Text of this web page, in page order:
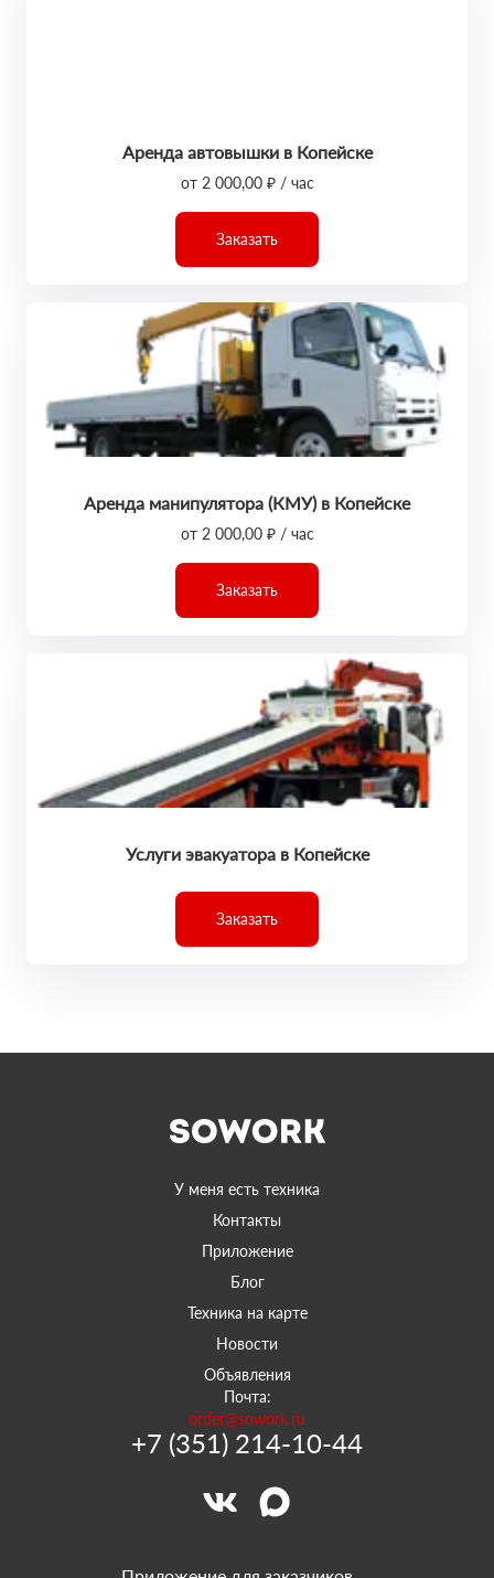
Аренда автовышки в Копейске
от 2 000,00 ₽ / час
Заказать
Аренда манипулятора (КМУ) в Копейске
от 2 000,00 ₽ / час
Заказать
Услуги эвакуатора в Копейске
Заказать
У меня есть техника
Контакты
Приложение
Блог
Техника на карте
Новости
Объявления
Почта:
order@sowork.ru
+7 (351) 214-10-44